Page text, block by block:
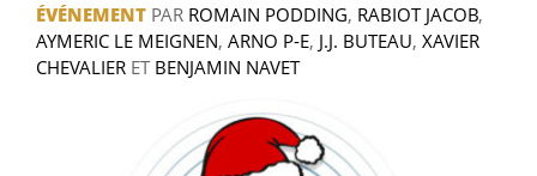
ÉVÉNEMENT PAR ROMAIN PODDING, RABIOT JACOB,
AYMERIC LE MEIGNEN, ARNO P-E, J.J. BUTEAU, XAVIER
CHEVALIER ET BENJAMIN NAVET